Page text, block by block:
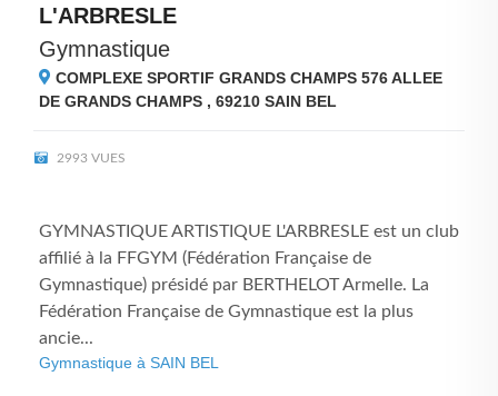
L'ARBRESLE
Gymnastique
COMPLEXE SPORTIF GRANDS CHAMPS 576 ALLEE
DE GRANDS CHAMPS , 69210 SAIN BEL
2993 VUES
GYMNASTIQUE ARTISTIQUE L'ARBRESLE est un club
affilié à la FFGYM (Fédération Française de
Gymnastique) présidé par BERTHELOT Armelle. La
Fédération Française de Gymnastique est la plus
ancie...
Gymnastique à SAIN BEL